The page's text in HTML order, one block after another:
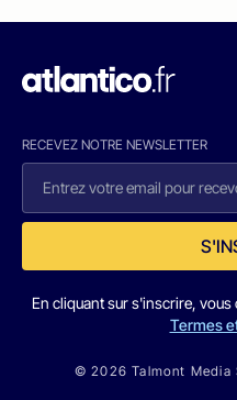
RECEVEZ NOTRE NEWSLETTER
En cliquant sur s'inscrire,
Termes
© 2026 Talmont Media